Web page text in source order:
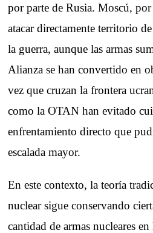
por parte de Rusia. Moscú,
atacar directamente territorio
la guerra, aunque las armas
Alianza se han convertido en
vez que cruzan la frontera
como la OTAN han evitado
enfrentamiento directo que
escalada mayor.
En este contexto, la teoría
nuclear sigue conservando
cantidad de armas nucleares